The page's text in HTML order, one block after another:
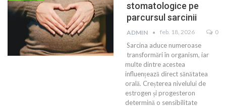
stomatologice pe
parcursul sarcinii
ADMIN feb. 18, 2026 0
Sarcina aduce numeroase
transformări în organism, iar
multe dintre acestea
influențează direct sănătatea
orală. Creșterea nivelului de
estrogen și progesteron
determină o sensibilitate